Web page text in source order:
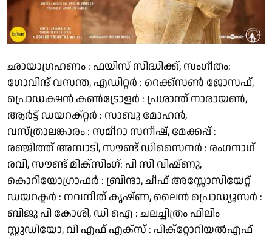
ഛായാഗ്രഹണം : ഫയിസ് സിദ്ധിക്ക്, സംഗീതം:
ഗോവിന്ദ് വസന്ത, എഡിറ്റർ : റെക്ക്സൺ ജോസഫ്,
പ്രൊഡക്ഷൻ കൺട്രോളർ : പ്രശാന്ത് നാരായൺ,
ആർട്ട് ഡയറക്റ്റർ : സാബു മോഹൻ,
വസ്ത്രാലങ്കാരം : സമീറാ സനീഷ്, മേക്കപ്പ് :
രഞ്ജിത്ത് അമ്പാടി, സൗണ്ട് ഡിസൈനർ : രംഗനാഥ്
രവി, സൗണ്ട് മിക്സിംഗ്: പി സി വിഷ്ണു,
കൊറിയോഗ്രാഫർ : ബ്രിന്ദാ, ചീഫ് അസ്സോസിയേറ്റ്
ഡയറക്ടർ : നവനീത് കൃഷ്ണ, ലൈൻ പ്രൊഡ്യൂസർ :
ബിജു പി കോശി, ഡി ഐ : ചലച്ചിത്രം ഫിലിം
സ്റ്റുഡിയോ, വി എഫ് എക്സ് : പിക്റ്റോറിയൽഎഫ്